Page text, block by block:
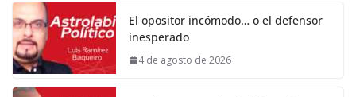
El opositor incómodo… o el defensor
inesperado
4 de agosto de 2026